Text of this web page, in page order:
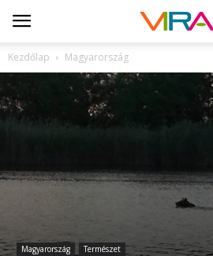
Kezdőlap Magyarország
Magyarország Természet